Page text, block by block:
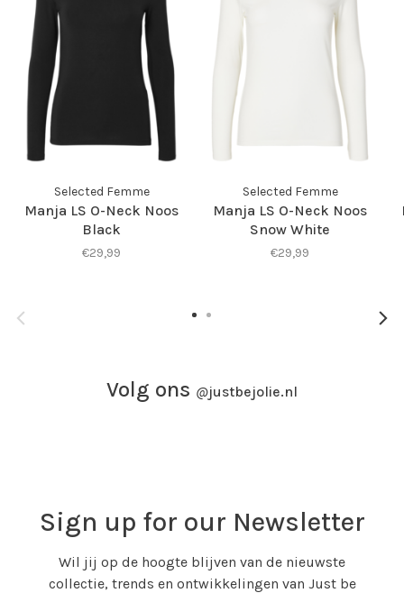
Selected Femme
Manja LS O-Neck Noos
Black
€29,99
Selected Femme
Manja LS O-Neck Noos
Snow White
€29,99
Volg ons @justbejolie.nl
Sign up for our Newsletter
Wil jij op de hoogte blijven van de nieuwste
collectie, trends en ontwikkelingen van Just be